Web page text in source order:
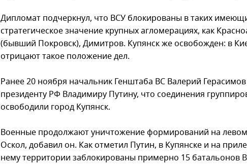
Дипломат подчеркнул, что ВСУ блокированы в таких
стратегическое значение крупных агломерациях, как
(бывший Покровск), Димитров. Купянск же освобожден: в
отрицают такое положение дел.
Ранее 20 ноября начальник Генштаба ВС Валерий
президенту РФ Владимиру Путину, что соединения
освободили город Купянск.
Военные продолжают уничтожение формирований на левом
Оскол, добавил он. Как отметил Путин, в Купянске и на
нему территории заблокированы примерно 15 батальонов